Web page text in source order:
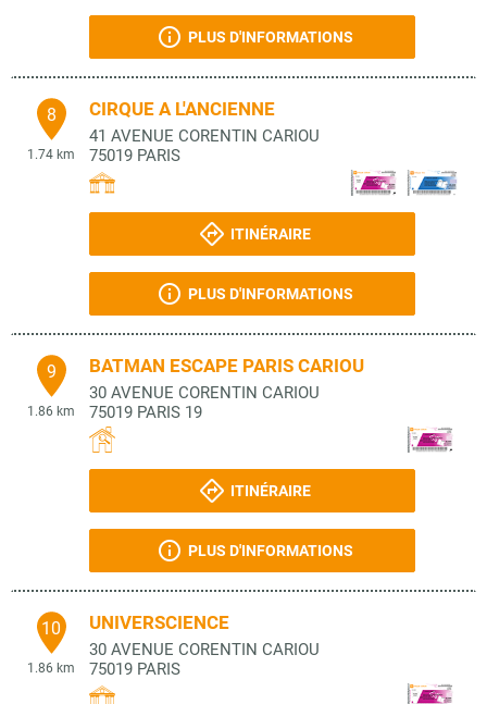
PLUS D'INFORMATIONS
8
1.74 km
CIRQUE A L'ANCIENNE
41 AVENUE CORENTIN CARIOU
75019 PARIS
ITINÉRAIRE
PLUS D'INFORMATIONS
9
1.86 km
BATMAN ESCAPE PARIS CARIOU
30 AVENUE CORENTIN CARIOU
75019 PARIS 19
ITINÉRAIRE
PLUS D'INFORMATIONS
10
1.86 km
UNIVERSCIENCE
30 AVENUE CORENTIN CARIOU
75019 PARIS